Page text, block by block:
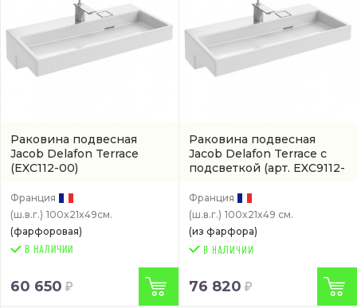
Раковина подвесная
Jacob Delafon Terrace
(EXC112-00)
Франция
(ш.в.г.) 100x21x49см.
(фарфоровая)
В НАЛИЧИИ
60 650
Раковина подвесная
Jacob Delafon Terrace с
подсветкой (арт. EXC9112-
Франция
(ш.в.г.) 100x21x49 см.
(из фарфора)
76 820